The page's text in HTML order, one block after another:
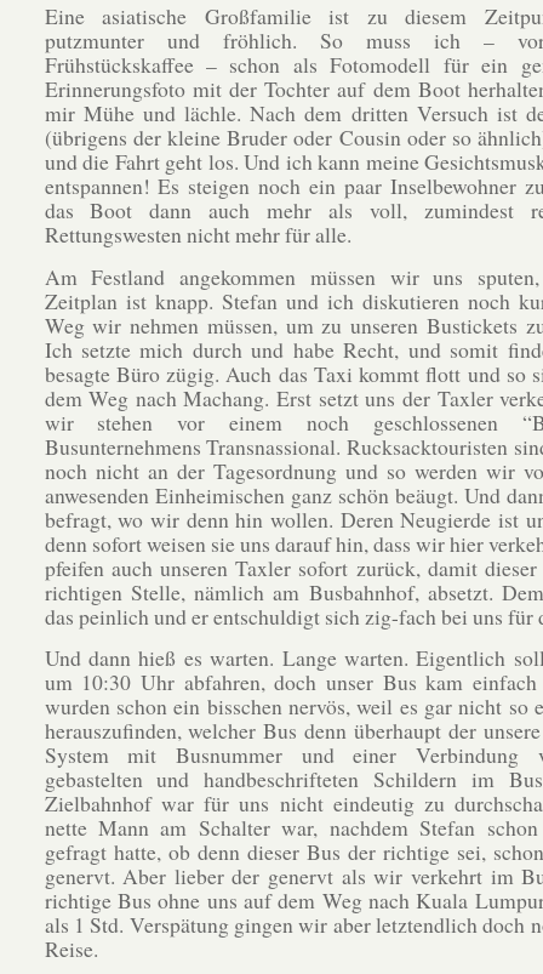
Eine asiatische Großfamilie ist zu diesem
putzmunter und fröhlich. So muss ich –
Frühstückskaffee – schon als Fotomodell für ein
Erinnerungsfoto mit der Tochter auf dem Boot
mir Mühe und lächle. Nach dem dritten Versuch ist
(übrigens der kleine Bruder oder Cousin oder so
und die Fahrt geht los. Und ich kann meine
entspannen! Es steigen noch ein paar Inselbewohner
das Boot dann auch mehr als voll, zumindest
Rettungswesten nicht mehr für alle.
Am Festland angekommen müssen wir uns
Zeitplan ist knapp. Stefan und ich diskutieren noch
Weg wir nehmen müssen, um zu unseren Bustickets
Ich setzte mich durch und habe Recht, und somit
besagte Büro zügig. Auch das Taxi kommt flott und so
dem Weg nach Machang. Erst setzt uns der Taxler
wir stehen vor einem noch geschlossenen
Busunternehmens Transnassional. Rucksacktouristen
noch nicht an der Tagesordnung und so werden wir
anwesenden Einheimischen ganz schön beäugt. Und
befragt, wo wir denn hin wollen. Deren Neugierde ist
denn sofort weisen sie uns darauf hin, dass wir hier
pfeifen auch unseren Taxler sofort zurück, damit
richtigen Stelle, nämlich am Busbahnhof, absetzt.
das peinlich und er entschuldigt sich zig-fach bei uns für
Und dann hieß es warten. Lange warten. Eigentlich
um 10:30 Uhr abfahren, doch unser Bus kam
wurden schon ein bisschen nervös, weil es gar nicht so
herauszufinden, welcher Bus denn überhaupt der
System mit Busnummer und einer Verbindung
gebastelten und handbeschrifteten Schildern im
Zielbahnhof war für uns nicht eindeutig zu
nette Mann am Schalter war, nachdem Stefan
gefragt hatte, ob denn dieser Bus der richtige sei,
genervt. Aber lieber der genervt als wir verkehrt im
richtige Bus ohne uns auf dem Weg nach Kuala
als 1 Std. Verspätung gingen wir aber letztendlich doch
Reise.